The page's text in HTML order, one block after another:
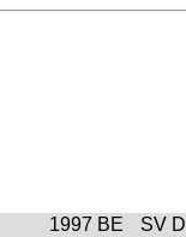
1997 BE
SV